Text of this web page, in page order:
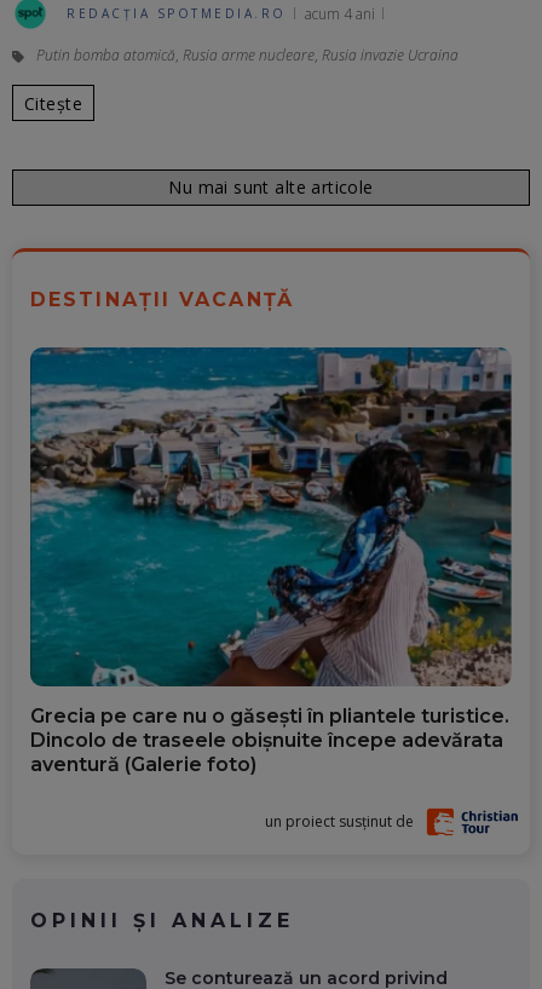
REDACȚIA SPOTMEDIA.RO acum 4 ani
Putin bomba atomică, Rusia arme nucleare, Rusia invazie Ucraina
Citește
Nu mai sunt alte articole
DESTINAȚII VACANȚĂ
Grecia pe care nu o găsești în pliantele turistice.
Dincolo de traseele obișnuite începe adevărata
aventură (Galerie foto)
un proiect susținut de
OPINII ȘI ANALIZE
Se conturează un acord privind